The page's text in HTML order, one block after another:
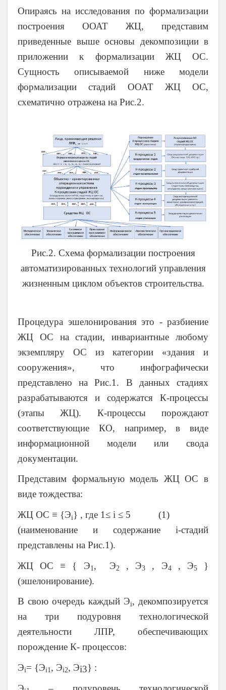
Опираясь на исследования по формализации
построения ООАТ ЖЦ, представим
приведенные выше основы декомпозиции в
приложении к формализации ЖЦ ОС.
Сущность описываемой ниже модели
формализации стадий ООАТ ЖЦ ОС,
схематично отражена на Рис.2.
Рис.2. Схема формализации построения
автоматизированных технологий управления
жизненным циклом объектов строительства.
Процедура эшелонирования это - разбиение
ЖЦ ОС на стадии, инвариантные любому
экземпляру ОС из категории «здания и
сооружения», что инфографически
представлено на Рис.1. В данных стадиях
разрабатываются и содержатся К-процессы
(этапы ЖЦ). К-процессы порождают
соответствующие КО, например, в виде
информационной модели или свода
документации.
Представим формальную модель ЖЦ ОС в
виде тождества:
ЖЦ ОС ≡ {Эi} , где 1≤ i ≤ 5 (1)
(наименование и содержание i-стадий
представлены на Рис.1).
ЖЦ ОС ≡ { Э1, Э2 , Э3 , Э4 , Э5}
(эшелонирование).
В свою очередь каждый Эi, декомпозируется
на три подуровня технологической
деятельности ЛПР, обеспечивающих
порождение К- процессов:
Эi= {Эi1, Эi2, Эi3} :